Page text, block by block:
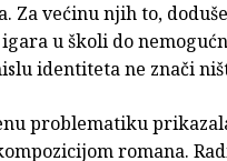
Za većinu njih to,
u školi do
identiteta ne znači
problematiku
romana.